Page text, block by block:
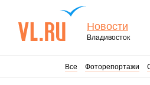
Новости
Владивосток
Все Фоторепортажи